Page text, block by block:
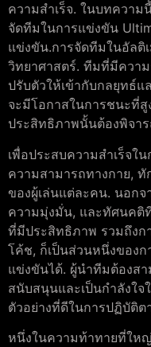
ความสำเร็จ. ในบทความ
จัดทีมในการแข่งขัน
แข่งขัน.การจัดทีมในอัลติ
วิทยาศาสตร์. ทีมที่มีควา
ปรับตัวให้เข้ากับกลยุทธ์
จะมีโอกาสในการชนะที่
ประสิทธิภาพนั้นต้องพิจา
เพื่อประสบความสำเร็จใ
ความสามารถทางกาย,
ของผู้เล่นแต่ละคน. นอก
ความมุ่งมั่น, และทัศนคติ
ที่มีประสิทธิภาพ รวมถึงก
โค้ช, ก็เป็นส่วนหนึ่งของ
แข่งขันได้. ผู้นำทีมต้องสา
สนับสนุนและเป็นกำลังใจ
ตัวอย่างที่ดีในการปฏิบัติ
หนึ่งในความท้าทายที่ให